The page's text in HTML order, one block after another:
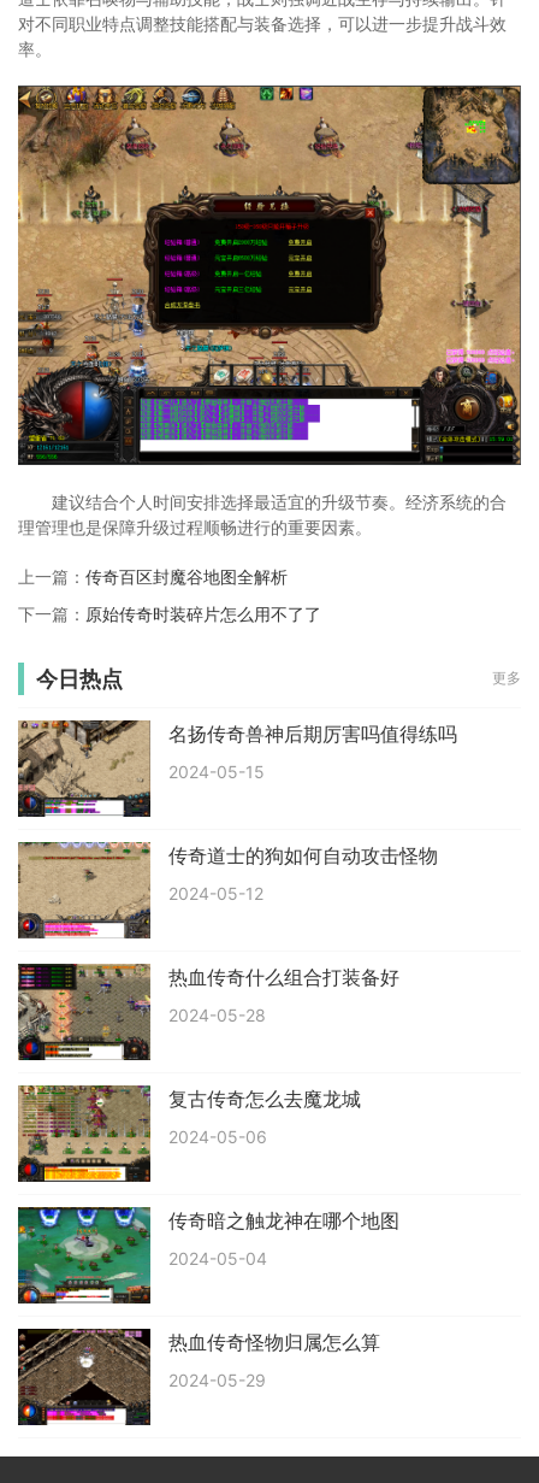
对不同职业特点调整技能搭配与装备选择，可以进一步提升战斗效
率。
建议结合个人时间安排选择最适宜的升级节奏。经济系统的合
理管理也是保障升级过程顺畅进行的重要因素。
上一篇： 传奇百区封魔谷地图全解析
下一篇： 原始传奇时装碎片怎么用不了了
今日热点 更多
名扬传奇兽神后期厉害吗值得练吗
2024-05-15
传奇道士的狗如何自动攻击怪物
2024-05-12
热血传奇什么组合打装备好
2024-05-28
复古传奇怎么去魔龙城
2024-05-06
传奇暗之触龙神在哪个地图
2024-05-04
热血传奇怪物归属怎么算
2024-05-29